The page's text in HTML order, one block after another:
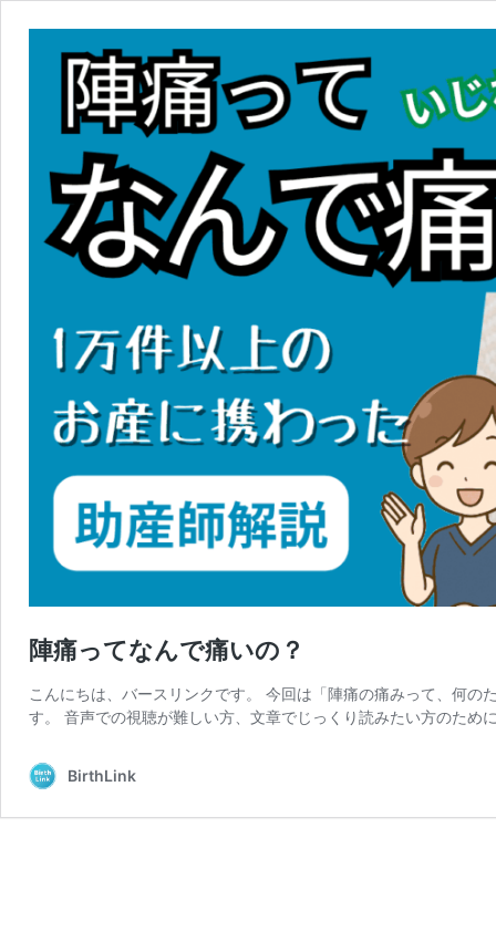
陣痛ってなんで痛いの？
こんにちは、バースリンクです。 今回は「陣痛の痛みって、何
す。 音声での視聴が難しい方、文章でじっくり読みたい方のた
BirthLink